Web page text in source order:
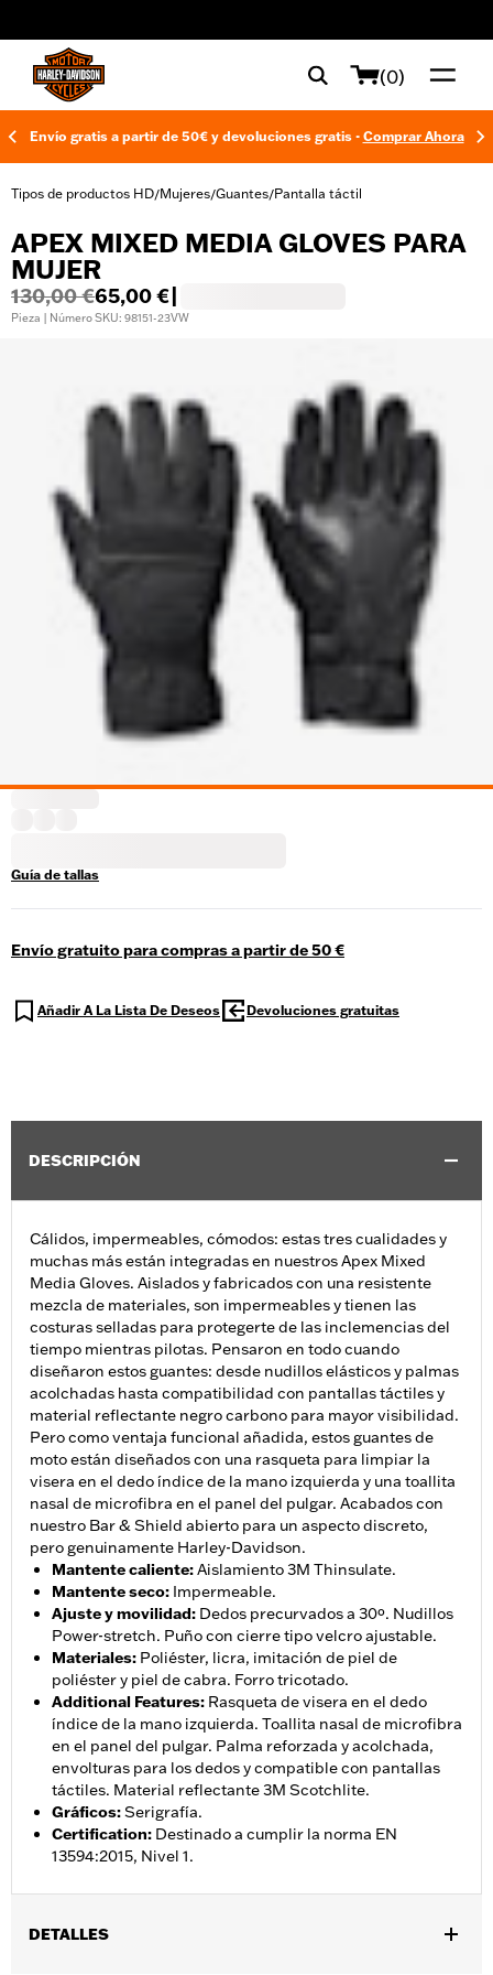
(0)
Envío gratis a partir de 50€ y devoluciones gratis - Comprar Ahora
Tipos de productos HD/Mujeres/Guantes/Pantalla táctil
APEX MIXED MEDIA GLOVES PARA
MUJER
130,00 €65,00 €
Pieza | Número SKU: 98151-23VW
Guía de tallas
Envío gratuito para compras a partir de 50 €
Añadir A La Lista De Deseos Devoluciones gratuitas
DESCRIPCIÓN
Cálidos, impermeables, cómodos: estas tres cualidades y
muchas más están integradas en nuestros Apex Mixed
Media Gloves. Aislados y fabricados con una resistente
mezcla de materiales, son impermeables y tienen las
costuras selladas para protegerte de las inclemencias del
tiempo mientras pilotas. Pensaron en todo cuando
diseñaron estos guantes: desde nudillos elásticos y palmas
acolchadas hasta compatibilidad con pantallas táctiles y
material reflectante negro carbono para mayor visibilidad.
Pero como ventaja funcional añadida, estos guantes de
moto están diseñados con una rasqueta para limpiar la
visera en el dedo índice de la mano izquierda y una toallita
nasal de microfibra en el panel del pulgar. Acabados con
nuestro Bar & Shield abierto para un aspecto discreto,
pero genuinamente Harley-Davidson.
Mantente caliente:Aislamiento 3M Thinsulate.
Mantente seco: Impermeable.
Ajuste y movilidad: Dedos precurvados a 30º. Nudillos
Power-stretch. Puño con cierre tipo velcro ajustable.
Materiales: Poliéster, licra, imitación de piel de
poliéster y piel de cabra. Forro tricotado.
Additional Features: Rasqueta de visera en el dedo
índice de la mano izquierda. Toallita nasal de microfibra
en el panel del pulgar. Palma reforzada y acolchada,
envolturas para los dedos y compatible con pantallas
táctiles. Material reflectante 3M Scotchlite.
Gráficos:Serigrafía.
Certification: Destinado a cumplir la norma EN
13594:2015, Nivel 1.
DETALLES